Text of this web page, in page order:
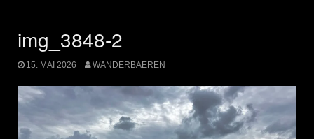
img_3848-2
15. MAI 2026 WANDERBAEREN